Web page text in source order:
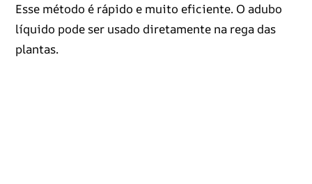
Esse método é rápido e muito eficiente. O adubo
líquido pode ser usado diretamente na rega das
plantas.